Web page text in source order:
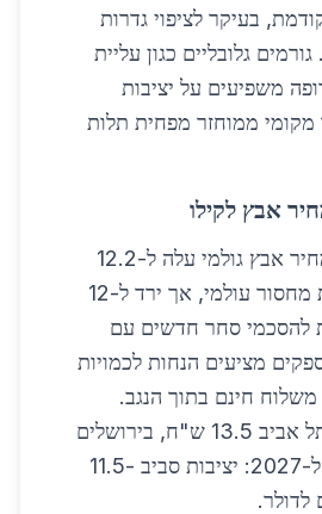
קודמת, בעיקר לציפוי גדרות
גלובליים כגון עליית
משפיעים על יציבות
מקומי ממוחזר מפחית תלות
אבץ לקילו
בפברואר 2026, מחיר אבץ גולמי עלה ל-12.2
ש"ח לקילו בעקבות מחסור עולמי, אך ירד ל-12
להסכמי סחר חדשים עם
מציעים הנחות לכמויות
עם משלוח חינם בתוך הנגב.
השוואה אזורית: בתל אביב 13.5 ש"ח, בירושלים
12.8 ש"ח. תחזית ל-2027: יציבות סביב 11.5-